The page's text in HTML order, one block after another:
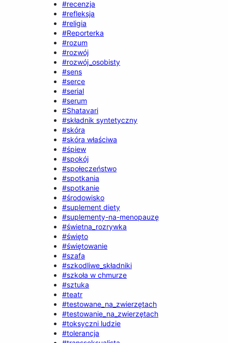
#recenzja
#refleksja
#religia
#Reporterka
#rozum
#rozwój
#rozwój_osobisty
#sens
#serce
#serial
#serum
#Shatavari
#składnik syntetyczny
#skóra
#skóra właściwa
#śpiew
#spokój
#społeczeństwo
#spotkania
#spotkanie
#środowisko
#suplement diety
#suplementy-na-menopauzę
#świetna_rozrywka
#święto
#świętowanie
#szafa
#szkodliwe_składniki
#szkoła w chmurze
#sztuka
#teatr
#testowane_na_zwierzętach
#testowanie_na_zwierzętach
#toksyczni ludzie
#tolerancja